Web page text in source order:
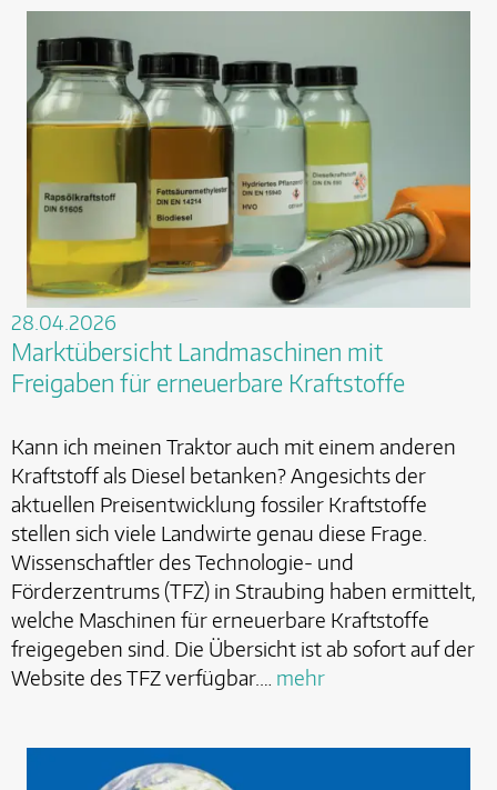
28.04.2026
Marktübersicht Landmaschinen mit
Freigaben für erneuerbare Kraftstoffe
Kann ich meinen Traktor auch mit einem anderen
Kraftstoff als Diesel betanken? Angesichts der
aktuellen Preisentwicklung fossiler Kraftstoffe
stellen sich viele Landwirte genau diese Frage.
Wissenschaftler des Technologie- und
Förderzentrums (TFZ) in Straubing haben ermittelt,
welche Maschinen für erneuerbare Kraftstoffe
freigegeben sind. Die Übersicht ist ab sofort auf der
Website des TFZ verfügbar.… mehr